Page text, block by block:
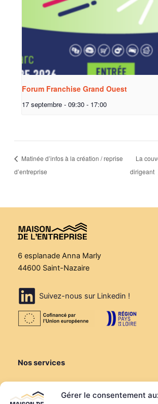
Gérer le consentement
Forum Franchise Grand Ouest
17 septembre - 09:30 - 17:00
Matinée d’infos à la création / reprise
d’entreprise
La
dirigeant
6 esplanade Anna Marly
44600 Saint-Nazaire
Suivez-nous sur Linkedin !
Nos services
Louer une salle de réunion